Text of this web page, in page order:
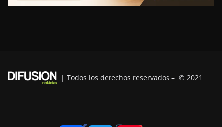
| Todos los derechos reservados – © 2021